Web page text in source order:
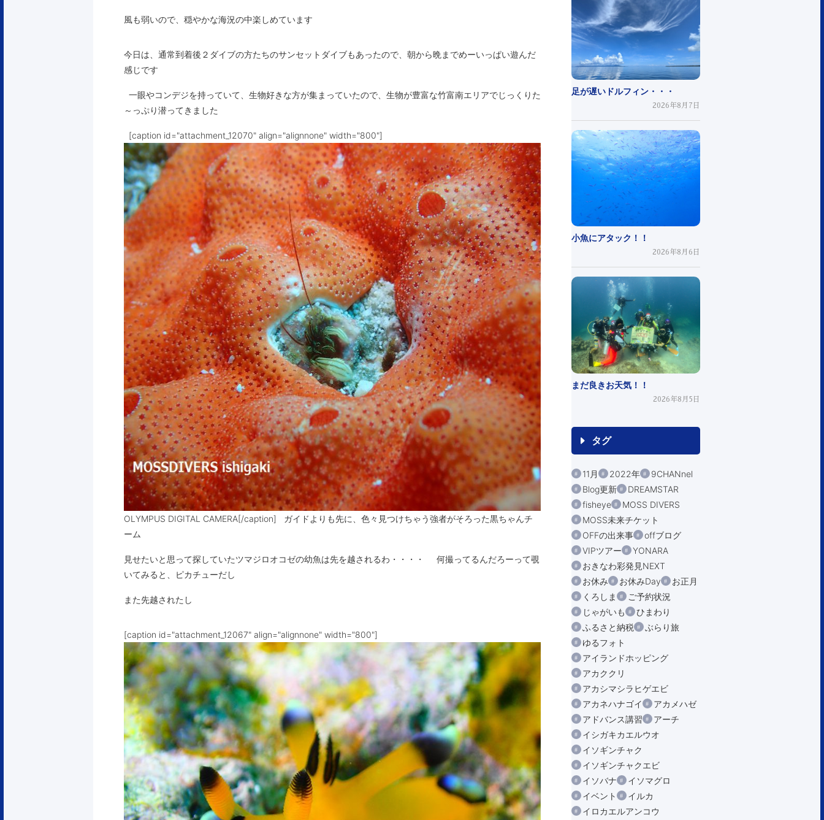
風も弱いので、穏やかな海況の中楽しめています
今日は、通常到着後２ダイブの方たちのサンセットダイブもあったので、朝から晩までめーいっぱい遊んだ
感じです
一眼やコンデジを持っていて、生物好きな方が集まっていたので、生物が豊富な竹富南エリアでじっくりた
～っぷり潜ってきました
[caption id="attachment_12070" align="alignnone" width="800"]
OLYMPUS DIGITAL CAMERA[/caption] ガイドよりも先に、色々見つけちゃう強者がそろった黒ちゃんチ
ーム
見せたいと思って探していたツマジロオコゼの幼魚は先を越されるわ・・・・ 何撮ってるんだろーって覗
いてみると、ピカチューだし
また先越されたし
[caption id="attachment_12067" align="alignnone" width="800"]
足が遅いドルフィン・・・
2026年8月7日
小魚にアタック！！
2026年8月6日
まだ良きお天気！！
2026年8月5日
タグ
11月 2022年
9CHANnel
Blog更新
DREAMSTAR
fisheye
MOSS DIVERS
MOSS未来チケット
OFFの出来事
offブログ
VIPツアー
YONARA
おきなわ彩発見NEXT
お休み
お休みDay
お正月
くろしま
ご予約状況
じゃがいも
ひまわり
ふるさと納税
ぶらり旅
ゆるフォト
アイランドホッピング
アカククリ
アカシマシラヒゲエビ
アカネハナゴイ
アカメハゼ
アドバンス講習
アーチ
イシガキカエルウオ
イソギンチャク
イソギンチャクエビ
イソバナ
イソマグロ
イベント
イルカ
イロカエルアンコウ